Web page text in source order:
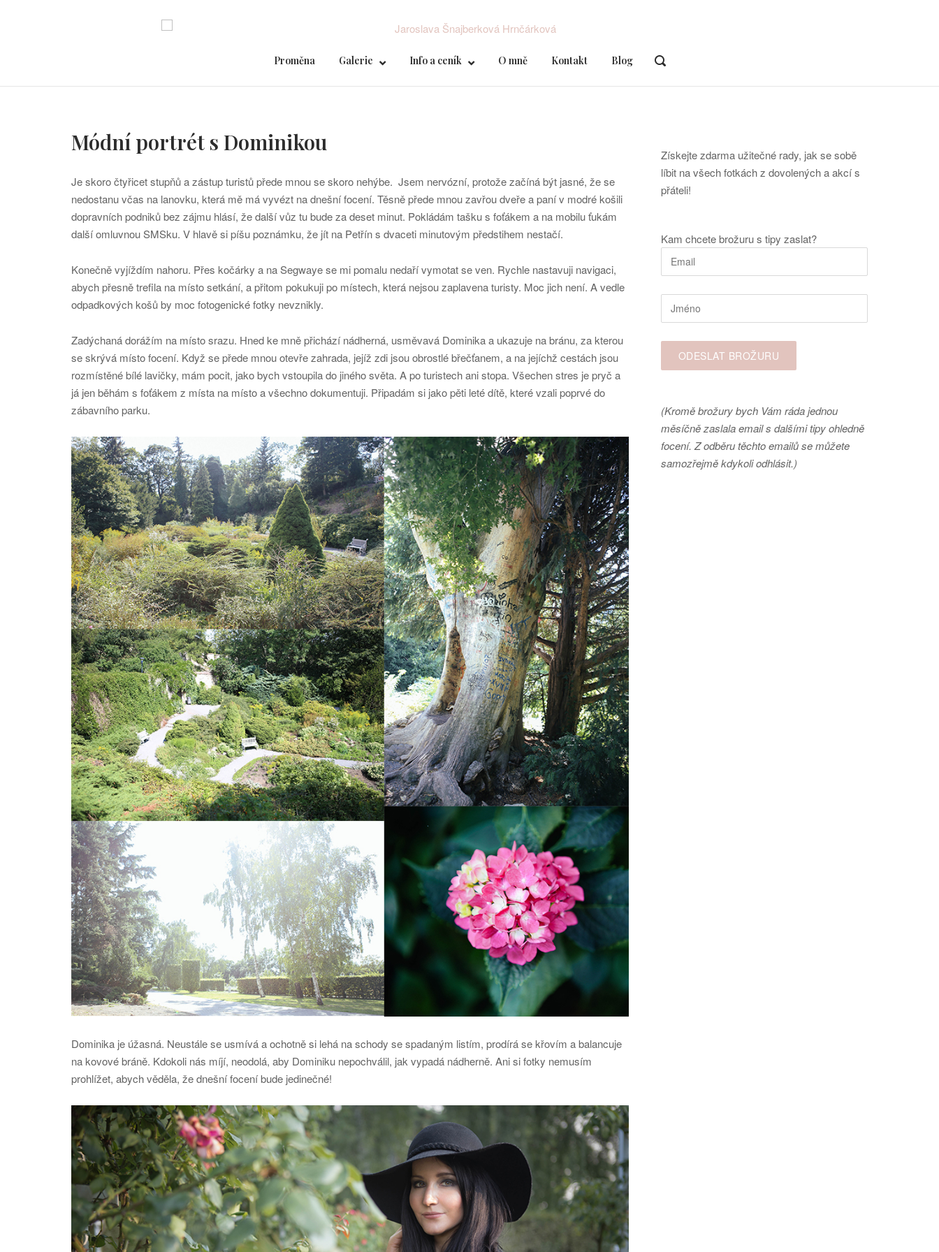
Proměna Galerie Info a ceník O mně Kontakt Blog
OPEN
BAR
Módní portrét s Dominikou
Je skoro čtyřicet stupňů a zástup turistů přede mnou se skoro nehýbe. Jsem nervózní, protože začíná být jasné, že se
nedostanu včas na lanovku, která mě má vyvézt na dnešní focení. Těsně přede mnou zavřou dveře a paní v modré košili
dopravních podniků bez zájmu hlásí, že další vůz tu bude za deset minut. Pokládám tašku s foťákem a na mobilu ťukám
další omluvnou SMSku. V hlavě si píšu poznámku, že jít na Petřín s dvaceti minutovým předstihem nestačí.
Konečně vyjíždím nahoru. Přes kočárky a na Segwaye se mi pomalu nedaří vymotat se ven. Rychle nastavuji navigaci,
abych přesně trefila na místo setkání, a přitom pokukuji po místech, která nejsou zaplavena turisty. Moc jich není. A vedle
odpadkových košů by moc fotogenické fotky nevznikly.
Zadýchaná dorážím na místo srazu. Hned ke mně přichází nádherná, usměvavá Dominika a ukazuje na bránu, za kterou
se skrývá místo focení. Když se přede mnou otevře zahrada, jejíž zdi jsou obrostlé břečťanem, a na jejíchž cestách jsou
rozmístěné bílé lavičky, mám pocit, jako bych vstoupila do jiného světa. A po turistech ani stopa. Všechen stres je pryč a
já jen běhám s foťákem z místa na místo a všechno dokumentuji. Připadám si jako pěti leté dítě, které vzali poprvé do
zábavního parku.
Dominika je úžasná. Neustále se usmívá a ochotně si lehá na schody se spadaným listím, prodírá se křovím a balancuje
na kovové bráně. Kdokoli nás míjí, neodolá, aby Dominiku nepochválil, jak vypadá nádherně. Ani si fotky nemusím
prohlížet, abych věděla, že dnešní focení bude jedinečné!
Získejte zdarma užitečné rady, jak se sobě
líbit na všech fotkách z dovolených a akcí s
přáteli!
Kam chcete brožuru s tipy zaslat?
(Kromě brožury bych Vám ráda jednou
měsíčně zaslala email s dalšími tipy ohledně
focení. Z odběru těchto emailů se můžete
samozřejmě kdykoli odhlásit.)